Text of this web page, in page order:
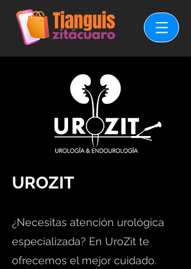
UROZIT
¿Necesitas atención urológica
especializada? En UroZit te
ofrecemos el mejor cuidado.